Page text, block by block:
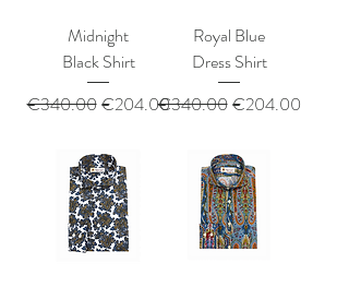
Midnight
Black Shirt
通常価格
€340.00セール価格
€204.00
Royal Blue
Dress Shirt
通常価格
€340.00セール価格
€204.00